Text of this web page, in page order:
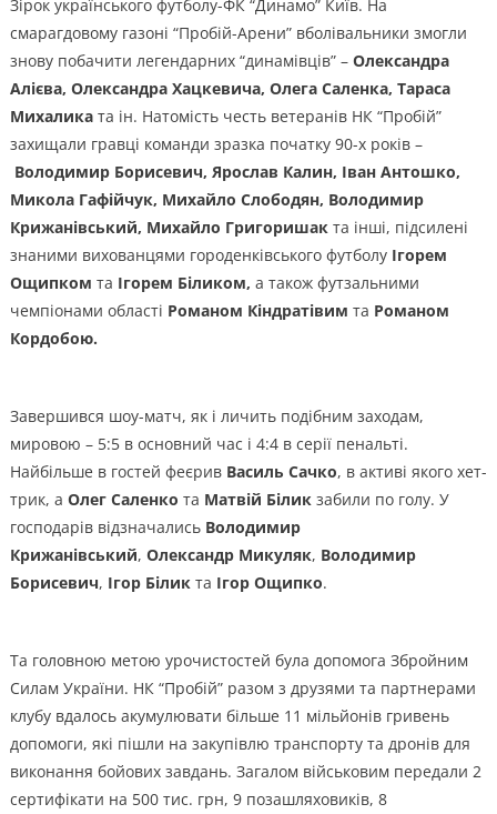
Зірок українського футболу-ФК “Динамо” Київ. На
смарагдовому газоні “Пробій-Арени” вболівальники змогли
знову побачити легендарних “динамівців” – Олександра
Алієва, Олександра Хацкевича, Олега Саленка, Тараса
Михаликата ін. Натомість честь ветеранів НК “Пробій”
захищали гравці команди зразка початку 90-х років –
Володимир Борисевич, Ярослав Калин, Іван Антошко,
Микола Гафійчук, Михайло Слободян, Володимир
Крижанівський, Михайло Григоришакта інші, підсилені
знаними вихованцями городенківського футболу Ігорем
Ощипком та Ігорем Біликом, а також футзальними
чемпіонами області Романом Кіндратівим та Романом
Кордобою.
Завершився шоу-матч, як і личить подібним заходам,
мировою – 5:5 в основний час і 4:4 в серії пенальті.
Найбільше в гостей феєрив Василь Сачко, в активі якого хет-
трик, а Олег Саленко та Матвій Біликзабили по голу. У
господарів відзначались Володимир
Крижанівський, Олександр Микуляк, Володимир
Борисевич, Ігор Біликта Ігор Ощипко.
Та головною метою урочистостей була допомога Збройним
Силам України. НК “Пробій” разом з друзями та партнерами
клубу вдалось акумулювати більше 11 мільйонів гривень
допомоги, які пішли на закупівлю транспорту та дронів для
виконання бойових завдань. Загалом військовим передали 2
сертифікати на 500 тис. грн, 9 позашляховиків, 8